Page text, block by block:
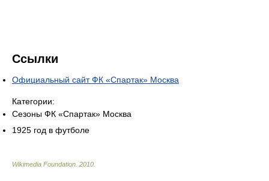
Ссылки
Официальный сайт ФК «Спартак» Москва
Категории:
Сезоны ФК «Спартак» Москва
1925 год в футболе
Wikimedia Foundation 2010